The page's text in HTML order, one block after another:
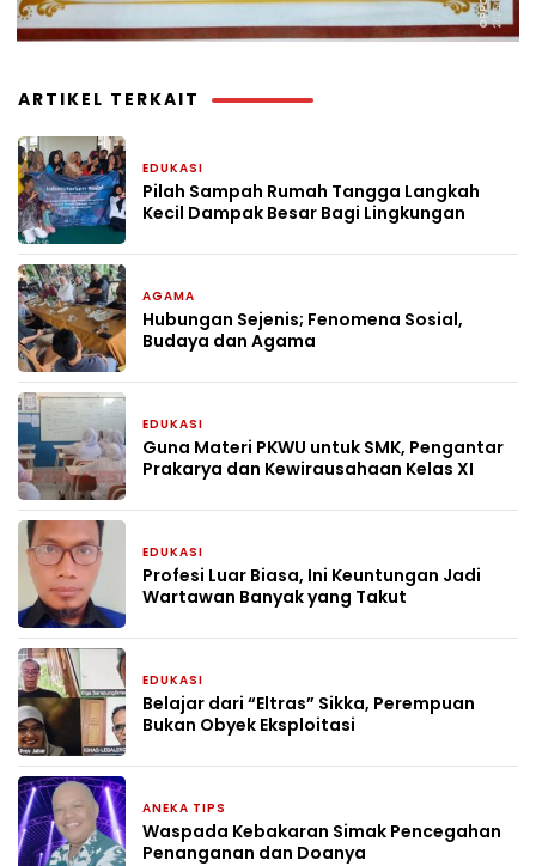
ARTIKEL TERKAIT
EDUKASI
Pilah Sampah Rumah Tangga Langkah
Kecil Dampak Besar Bagi Lingkungan
AGAMA
Hubungan Sejenis; Fenomena Sosial,
Budaya dan Agama
EDUKASI
Guna Materi PKWU untuk SMK, Pengantar
Prakarya dan Kewirausahaan Kelas XI
EDUKASI
Profesi Luar Biasa, Ini Keuntungan Jadi
Wartawan Banyak yang Takut
EDUKASI
Belajar dari “Eltras” Sikka, Perempuan
Bukan Obyek Eksploitasi
ANEKA TIPS
Waspada Kebakaran Simak Pencegahan
Penanganan dan Doanya